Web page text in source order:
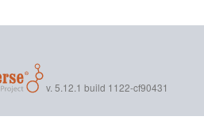
v. 5.12.1 build 1122-cf90431